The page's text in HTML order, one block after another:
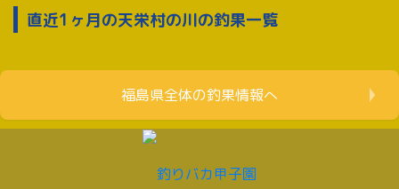
直近1ヶ月の天栄村の川の釣果一覧
福島県全体の釣果情報へ